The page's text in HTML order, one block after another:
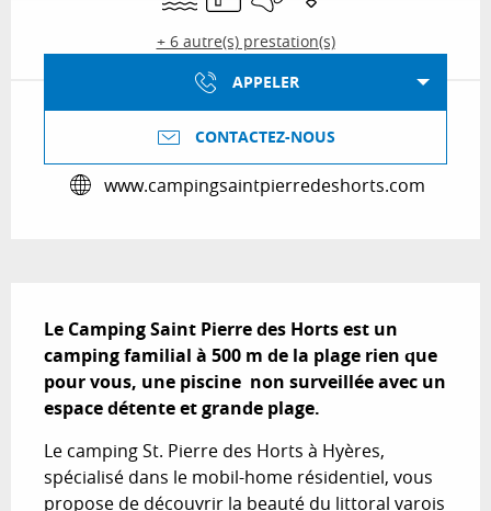
+ 6 autre(s) prestation(s)
APPELER
CONTACTEZ-NOUS
www.campingsaintpierredeshorts.com
Le Camping Saint Pierre des Horts est un
camping familial à 500 m de la plage rien que
pour vous, une piscine  non surveillée avec un
espace détente et grande plage.
Le camping St. Pierre des Horts à Hyères,
spécialisé dans le mobil-home résidentiel, vous
propose de découvrir la beauté du littoral varois